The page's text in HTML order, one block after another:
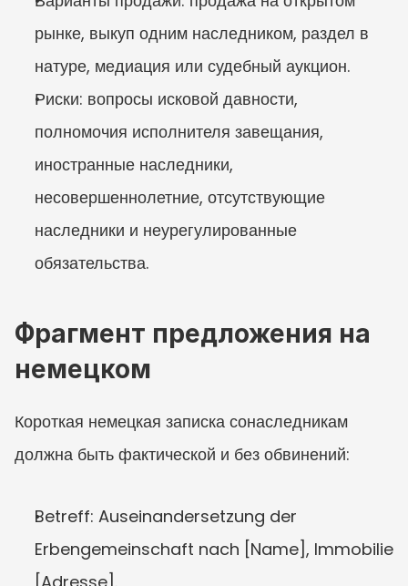
рынке, выкуп одним наследником, раздел в
натуре, медиация или судебный аукцион.
Риски: вопросы исковой давности,
полномочия исполнителя завещания,
иностранные наследники,
несовершеннолетние, отсутствующие
наследники и неурегулированные
обязательства.
Фрагмент предложения на
немецком
Короткая немецкая записка сонаследникам
должна быть фактической и без обвинений:
Betreff: Auseinandersetzung der
Erbengemeinschaft nach [Name], Immobilie